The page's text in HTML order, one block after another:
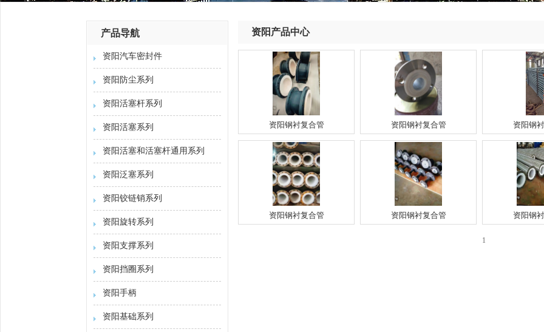
产品导航
资阳汽车密封件
资阳防尘系列
资阳活塞杆系列
资阳活塞系列
资阳活塞和活塞杆通用系列
资阳泛塞系列
资阳铰链销系列
资阳旋转系列
资阳支撑系列
资阳挡圈系列
资阳手柄
资阳基础系列
资阳产品中心
资阳钢衬复合管 资阳钢衬复合管 资阳钢
资阳钢衬复合管 资阳钢衬复合管 资阳钢
1